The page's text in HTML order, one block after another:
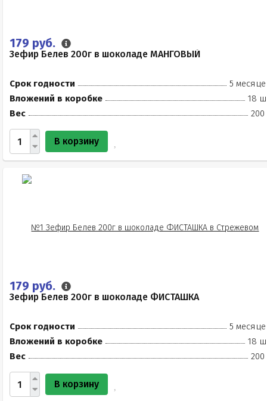
179 руб.
Зефир Белев 200г в шоколаде МАНГОВЫЙ
Срок годности
5
Вложений в коробке
18
Вес
200
В корзину
179 руб.
Зефир Белев 200г в шоколаде ФИСТАШКА
Срок годности
5
Вложений в коробке
18
Вес
200
В корзину